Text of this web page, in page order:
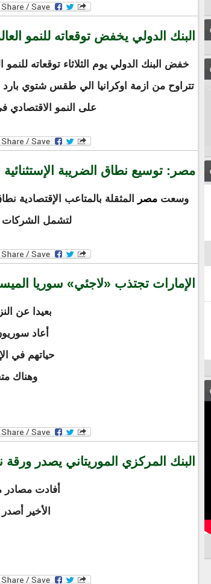
البنك الدولي يخفض توقعاته للنمو
خفض البنك الدولي يوم الثلاثاء توقعاته للنمو
تتراوح من ازمة اوكرانيا الي طقس شتوي بارد
على النمو الاقتصادي
مصر: توسيع نطاق الضريبة
وسعت مصر
المثقلة بالمتاعب الإقتصادية
لتشمل
الإمارات تجتذب «لاجئي» سوريا
بعيدا عن
أعاد
حياتهم في
وهناك
البنك المركزي الموريتاني يصدر ورقة
أفادت مصادر